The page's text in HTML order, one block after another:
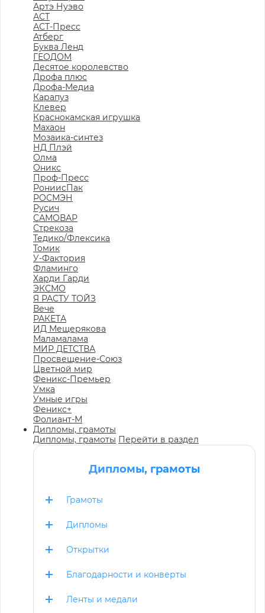
Артэ Нуэво
АСТ
АСТ-Пресс
Атберг
Буква Ленд
ГЕОДОМ
Десятое королевство
Дрофа плюс
Дрофа-Медиа
Карапуз
Клевер
Краснокамская игрушка
Махаон
Мозаика-синтез
НД Плэй
Олма
Оникс
Проф-Пресс
РониисПак
РОСМЭН
Русич
САМОВАР
Стрекоза
Тедико/Флексика
Томик
У-Фактория
Фламинго
Харди Гарди
ЭКСМО
Я РАСТУ ТОЙЗ
Вече
РАКЕТА
ИД Мещерякова
Маламалама
МИР ДЕТСТВА
Просвещение-Союз
Цветной мир
Феникс-Премьер
Умка
Умные игры
Феникс+
Фолиант-М
Дипломы, грамоты
Дипломы, грамоты Перейти в раздел
Дипломы, грамоты
Грамоты
Дипломы
Открытки
Благодарности и конверты
Ленты и медали